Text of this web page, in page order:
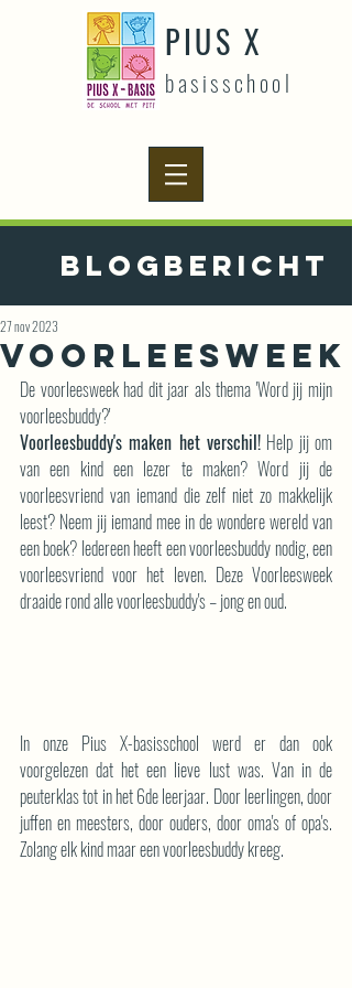
PIUS X
basisschool
Blogbericht
Voorleesweek
27 nov 2023
De voorleesweek had dit jaar als thema 'Word jij mijn
voorleesbuddy?'
Voorleesbuddy's maken het verschil! Help jij om
van een kind een lezer te maken? Word jij de
voorleesvriend van iemand die zelf niet zo makkelijk
leest? Neem jij iemand mee in de wondere wereld van
een boek? Iedereen heeft een voorleesbuddy nodig, een
voorleesvriend voor het leven. Deze Voorleesweek
draaide rond alle voorleesbuddy's – jong en oud.
In onze Pius X-basisschool werd er dan ook
voorgelezen dat het een lieve lust was. Van in de
peuterklas tot in het 6de leerjaar. Door leerlingen, door
juffen en meesters, door ouders, door oma's of opa's.
Zolang elk kind maar een voorleesbuddy kreeg.